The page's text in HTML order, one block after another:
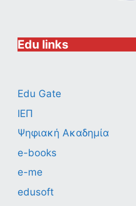
Edu links
Edu Gate
ΙΕΠ
Ψηφιακή Ακαδημία
e-books
e-me
edusoft